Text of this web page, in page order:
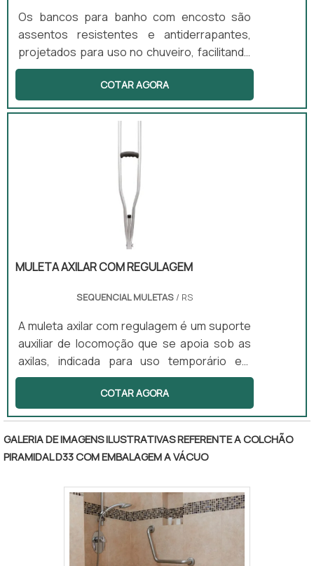
Os bancos para banho com encosto são
assentos resistentes e antiderrapantes,
projetados para uso no chuveiro, facilitando
a higiene pessoal com segurança. Este
produto é ideal para pessoas com
mobilidade limitada ou em processo de
recuperação, pois reduz o risco de quedas
sem encosto e com regulagem de altura,
esses bancos atendem a diferentes
necessidades dos usuários.
COTAR AGORA
MULETA AXILAR COM REGULAGEM
SEQUENCIAL MULETAS/ RS
A muleta axilar com regulagem é um suporte
auxiliar de locomoção que se apoia sob as
axilas, indicada para uso temporário em
casos de lesão. Este equipamento oferece
estabilidade e reduz a carga nos membros
inferiores, sendo ajustável em altura e
conforto. É ideal para uso ambulatorial e
domiciliar, proporcionando segurança ao
usuário durante a recuperação.
COTAR AGORA
GALERIA DE IMAGENS ILUSTRATIVAS REFERENTE A COLCHÃO
PIRAMIDAL D33 COM EMBALAGEM A VÁCUO